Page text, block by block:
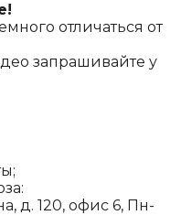
отличаться от
запрашивайте у
д. 120, офис 6, Пн-